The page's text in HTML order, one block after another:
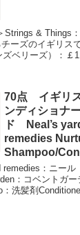
& Things：
チーズのイギリ
ベリーズ）：￡
70点 イギリ
ンディショナ
ド Neal’s
remedies
Shampoo/
：ニール
：コベントガ
洗髪剤